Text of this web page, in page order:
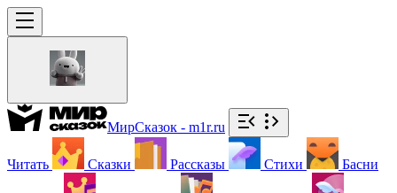
МирСказок - m1r.ru
Читать Сказки Рассказы Стихи Басни